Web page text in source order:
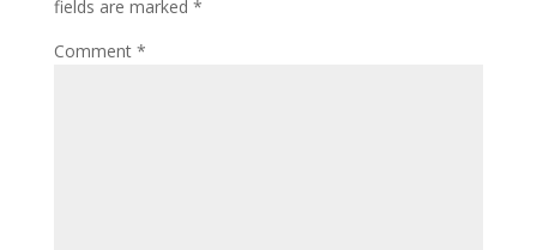
fields are marked *
Comment *